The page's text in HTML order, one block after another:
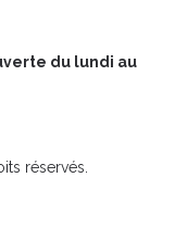
du lundi au
réservés.